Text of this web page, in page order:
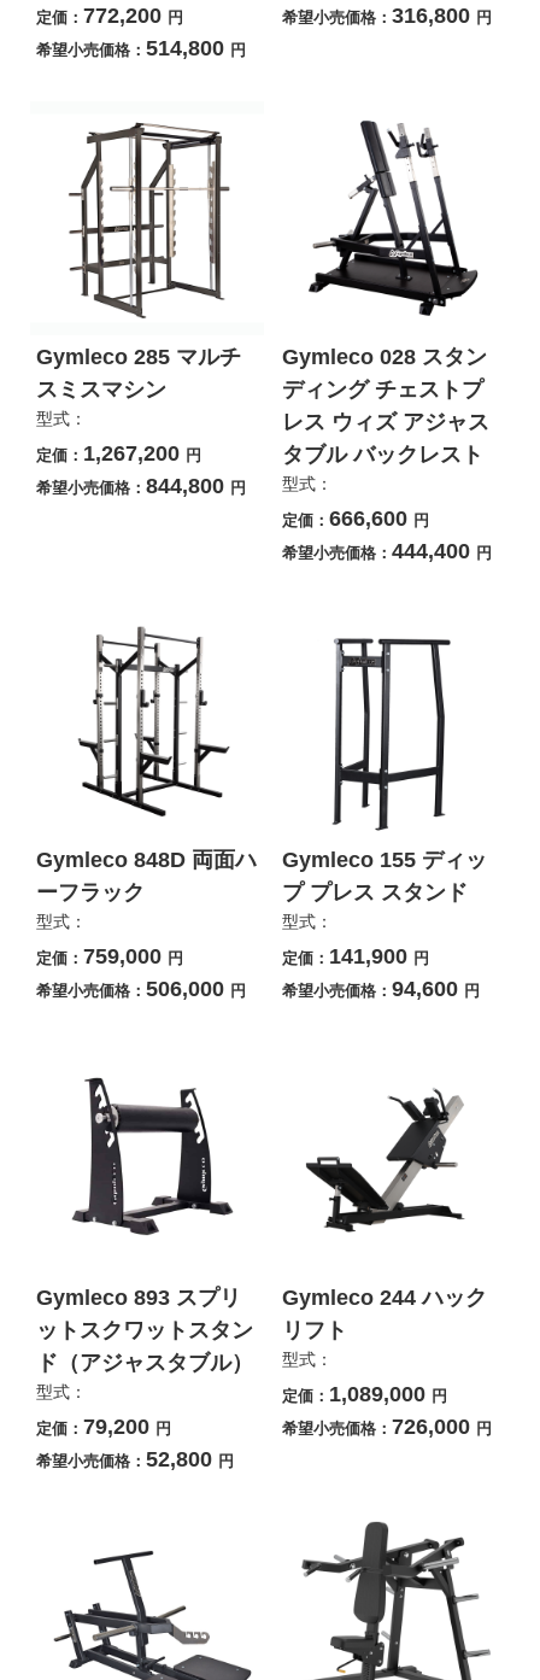
定価： 772,200 円
希望小売価格： 514,800 円
希望小売価格： 316,800 円
Gymleco 285 マルチ
スミスマシン
型式：
定価： 1,267,200 円
希望小売価格： 844,800 円
Gymleco 028 スタン
ディング チェストプ
レス ウィズ アジャス
タブル バックレスト
型式：
定価： 666,600 円
希望小売価格： 444,400 円
Gymleco 848D 両面ハ
ーフラック
型式：
定価： 759,000 円
希望小売価格： 506,000 円
Gymleco 155 ディッ
プ プレス スタンド
型式：
定価： 141,900 円
希望小売価格： 94,600 円
Gymleco 893 スプリ
ットスクワットスタン
ド（アジャスタブル）
型式：
定価： 79,200 円
希望小売価格： 52,800 円
Gymleco 244 ハック
リフト
型式：
定価： 1,089,000 円
希望小売価格： 726,000 円